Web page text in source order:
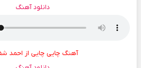
دانلود آهنگ
آهنگ چایی چایی از احمد